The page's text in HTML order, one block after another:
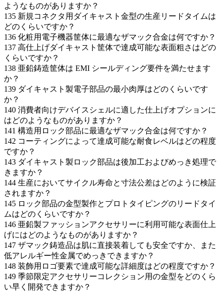
ようなものがありますか？
135 新規コネクタ用ダイキャスト金型の生産リードタイムは
どのくらいですか？
136 化粧用電子機器筐体に最適なザマック合金は何ですか？
137 高仕上げダイキャスト筐体で達成可能な表面粗さはどの
くらいですか？
138 亜鉛鋳造筐体は EMI シールディング要件を満たせます
か？
139 ダイキャスト製電子部品の最小肉厚はどのくらいです
か？
140 消費者向けデバイスシェルに適した仕上げオプションに
はどのようなものがありますか？
141 構造用ロック部品に最適なザマック合金は何ですか？
142 コーティングによって達成可能な耐食レベルはどの程度
ですか？
143 ダイキャスト製ロック部品は後加工およびめっき処理で
きますか？
144 生産においてサイクル寿命と寸法公差はどのように検証
されますか？
145 ロック部品の金型製作とプロトタイピングのリードタイ
ムはどのくらいですか？
146 亜鉛製ファッションアクセサリーに利用可能な表面仕上
げにはどのようなものがありますか？
147 ザマック鋳造品は肌に直接装着しても安全ですか、また
低アレルギー性金属でめっきできますか？
148 装飾用ロゴ要素で達成可能な詳細度はどの程度ですか？
149 季節限定アクセサリーコレクション用の金型をどのくら
い早く開発できますか？